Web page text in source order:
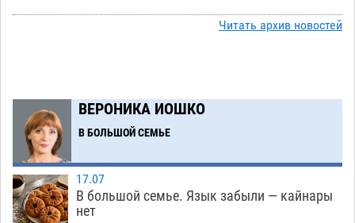
12:02
Астраханский следком помог подростку
получить зарплату за честный труд
10:51
Фаворитская ноша: астраханские
гандболисты крупно проиграли пермякам
Читать архив новостей
ВЕРОНИКА ИОШКО
В БОЛЬШОЙ СЕМЬЕ
17.07
В большой семье. Язык забыли — кайнары
нет